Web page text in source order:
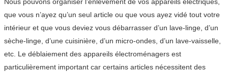
que vous n’ayez qu’un seul article ou que vous ayez vidé tout votre
intérieur et que vous deviez vous débarrasser d’un lave-linge, d’un
sèche-linge, d’une cuisinière, d’un micro-ondes, d’un lave-vaisselle,
etc. Le déblaiement des appareils électroménagers est
particulièrement important car certains articles nécessitent des